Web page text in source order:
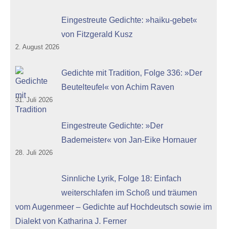
Eingestreute Gedichte: »haiku-gebet«
von Fitzgerald Kusz
2. August 2026
Gedichte mit Tradition, Folge 336: »Der
Beutelteufel« von Achim Raven
31. Juli 2026
Eingestreute Gedichte: »Der
Bademeister« von Jan-Eike Hornauer
28. Juli 2026
Sinnliche Lyrik, Folge 18: Einfach
weiterschlafen im Schoß und träumen
vom Augenmeer – Gedichte auf Hochdeutsch sowie im
Dialekt von Katharina J. Ferner